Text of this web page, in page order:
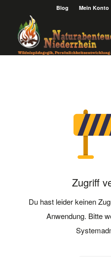
Blog Mein Konto
Zugriff
Du hast leider keinen
Anwendung. Bitte